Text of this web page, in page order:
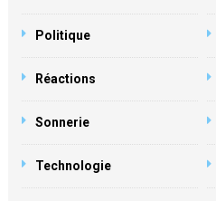
Politique
Réactions
Sonnerie
Technologie